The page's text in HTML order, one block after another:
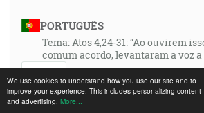
We use cookies to understand how you use our site and to
improve your experience. This includes personalizing content
and advertising. More...
PORTUGUÊS
Tema: Atos 4,24-31: “Ao ouvirem
comum acordo, levantaram a voz a